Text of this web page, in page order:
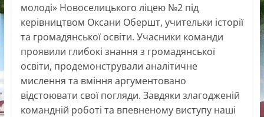
молоді» Новоселицького ліцею №2 під
керівництвом Оксани Обершт, учительки історії
та громадянської освіти. Учасники команди
проявили глибокі знання з громадянської
освіти, продемонстрували аналітичне
мислення та вміння аргументовано
відстоювати свої погляди. Завдяки злагодженій
командній роботі та впевненому виступу наші